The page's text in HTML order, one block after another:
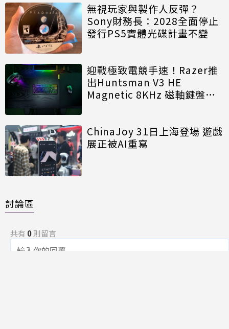
無視玩家與製作人反彈？
Sony財務長：2028全面停止
發行PS5實體光碟計畫不變
迎戰極致電競手速！Razer推
出Huntsman V3 HE
Magnetic 8KHz 磁軸鍵盤效
ChinaJoy 31日上海登場 遊戲
展正被AI重寫
討論區
共有 0則留言